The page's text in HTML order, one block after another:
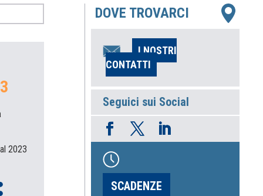
2023
DOVE TROVARCI
I NOSTRI
CONTATTI
Seguici sui Social
SCADENZE